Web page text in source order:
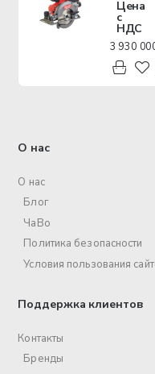
Цена
с
НДС
3 930
О нас
О нас
Блог
ЧаВо
Политика безопасности
Условия пользования
Поддержка клиентов
Контакты
Бренды